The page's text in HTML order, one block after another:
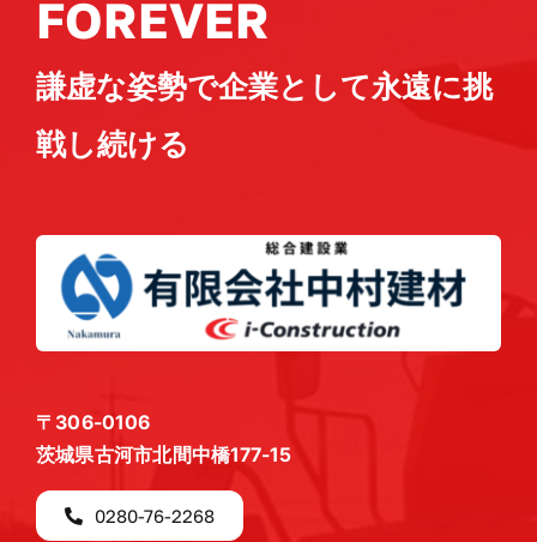
FOREVER
謙虚な姿勢で企業として永遠に挑
戦し続ける
〒306-0106
茨城県古河市北間中橋177-15
0280-76-2268